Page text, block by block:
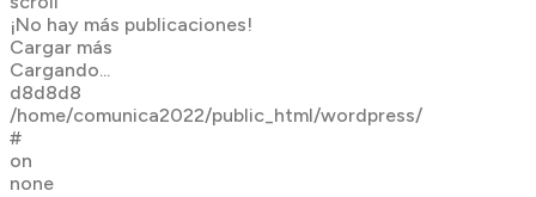
¡No hay más publicaciones!
Cargar más
Cargando...
d8d8d8
/home/comunica2022/public_html/wordpress/
#
on
none